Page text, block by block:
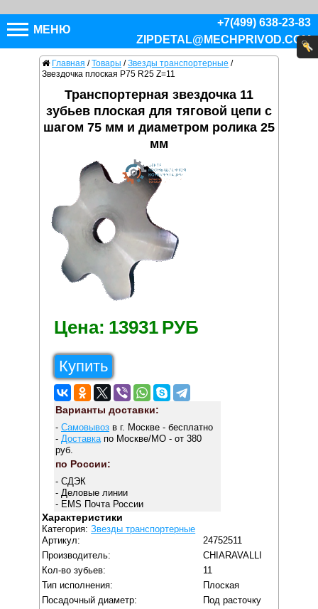
МЕНЮ
+7(499) 638-23-83
ZIPDETAL@MECHPRIVOD.COM
Главная / Товары / Звезды транспортерные /
Звездочка плоская P75 R25 Z=11
Транспортерная звездочка 11
зубьев плоская для тяговой цепи с
шагом 75 мм и диаметром ролика 25
мм
Цена: 13931 РУБ
Купить
Варианты доставки:
- Самовывозв г. Москве - бесплатно
- Доставкапо Москве/МО - от 380
руб.
по России:
- СДЭК
- Деловые линии
- EMS Почта России
Характеристики
Категория:Звезды транспортерные
Артикул:
24752511
Производитель:
CHIARAVALLI
Кол-во зубьев:
11
Тип исполнения:
Плоская
Посадочный диаметр:
Под расточку